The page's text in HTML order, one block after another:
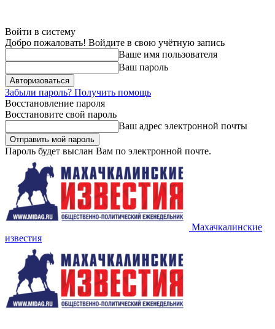
Войти в систему
Добро пожаловать! Войдите в свою учётную запись
Ваше имя пользователя
Ваш пароль
Забыли пароль? Получить помощь
Восстановление пароля
Восстановите свой пароль
Ваш адрес электронной почты
Пароль будет выслан Вам по электронной почте.
Махачкалинские
известия